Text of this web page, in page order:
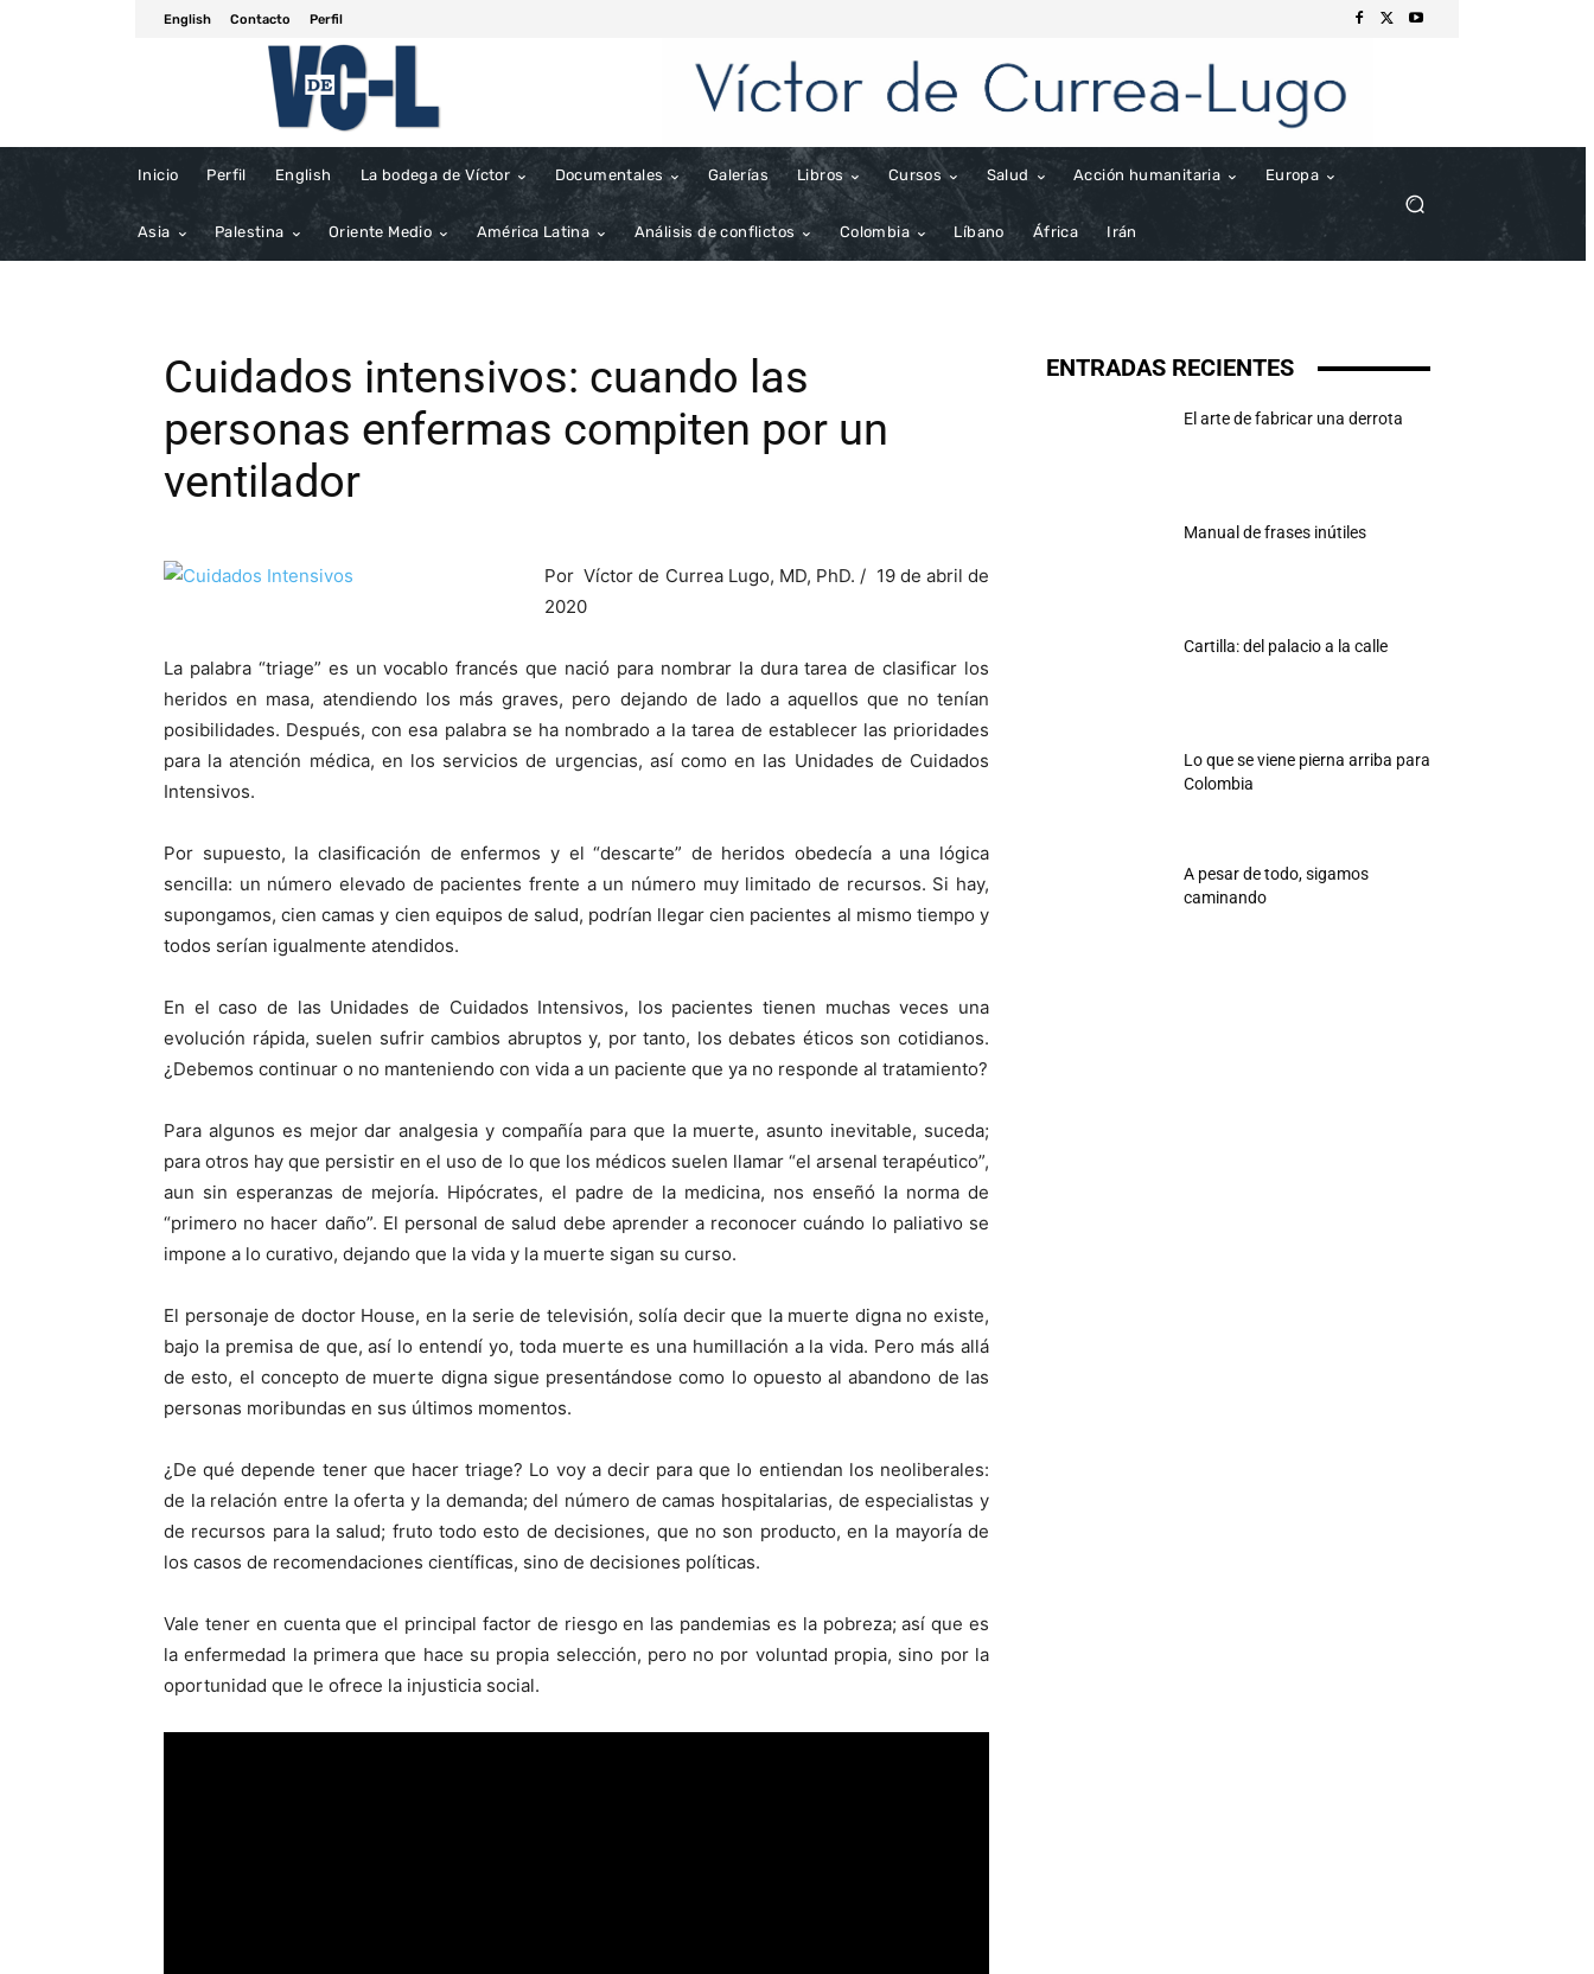
English Contacto Perfil
Inicio Perfil English La bodega de Víctor Documentales Galerías Libros Cursos Salud Acción humanitaria Europa
Asia Palestina Oriente Medio América Latina Análisis de conflictos Colombia Líbano África Irán
Cuidados intensivos: cuando las
personas enfermas compiten por un
ventilador
Por Víctor de Currea Lugo, MD, PhD. / 19 de abril de
2020
La palabra “triage” es un vocablo francés que nació para nombrar la dura tarea de clasificar los
heridos en masa, atendiendo los más graves, pero dejando de lado a aquellos que no tenían
posibilidades. Después, con esa palabra se ha nombrado a la tarea de establecer las prioridades
para la atención médica, en los servicios de urgencias, así como en las Unidades de Cuidados
Intensivos.
Por supuesto, la clasificación de enfermos y el “descarte” de heridos obedecía a una lógica
sencilla: un número elevado de pacientes frente a un número muy limitado de recursos. Si hay,
supongamos, cien camas y cien equipos de salud, podrían llegar cien pacientes al mismo tiempo y
todos serían igualmente atendidos.
En el caso de las Unidades de Cuidados Intensivos, los pacientes tienen muchas veces una
evolución rápida, suelen sufrir cambios abruptos y, por tanto, los debates éticos son cotidianos.
¿Debemos continuar o no manteniendo con vida a un paciente que ya no responde al tratamiento?
Para algunos es mejor dar analgesia y compañía para que la muerte, asunto inevitable, suceda;
para otros hay que persistir en el uso de lo que los médicos suelen llamar “el arsenal terapéutico”,
aun sin esperanzas de mejoría. Hipócrates, el padre de la medicina, nos enseñó la norma de
“primero no hacer daño”. El personal de salud debe aprender a reconocer cuándo lo paliativo se
impone a lo curativo, dejando que la vida y la muerte sigan su curso.
El personaje de doctor House, en la serie de televisión, solía decir que la muerte digna no existe,
bajo la premisa de que, así lo entendí yo, toda muerte es una humillación a la vida. Pero más allá
de esto, el concepto de muerte digna sigue presentándose como lo opuesto al abandono de las
personas moribundas en sus últimos momentos.
¿De qué depende tener que hacer triage? Lo voy a decir para que lo entiendan los neoliberales:
de la relación entre la oferta y la demanda; del número de camas hospitalarias, de especialistas y
de recursos para la salud; fruto todo esto de decisiones, que no son producto, en la mayoría de
los casos de recomendaciones científicas, sino de decisiones políticas.
Vale tener en cuenta que el principal factor de riesgo en las pandemias es la pobreza; así que es
la enfermedad la primera que hace su propia selección, pero no por voluntad propia, sino por la
oportunidad que le ofrece la injusticia social.
ENTRADAS RECIENTES
El arte de fabricar una derrota
Manual de frases inútiles
Cartilla: del palacio a la calle
Lo que se viene pierna arriba para
Colombia
A pesar de todo, sigamos
caminando